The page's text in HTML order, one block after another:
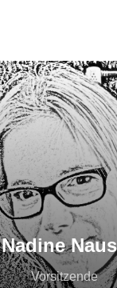
Nadine
Vorsitzende